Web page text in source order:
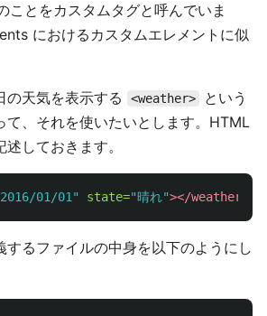
ことをカスタムタグと呼んでいま
におけるカスタムエレメントに似
の天気を表示する <weather>
という
て、それを使いたいとします。HTML
しておきます。
01/01" state="晴れ"></weather>
するファイルの中身を以下のようにし